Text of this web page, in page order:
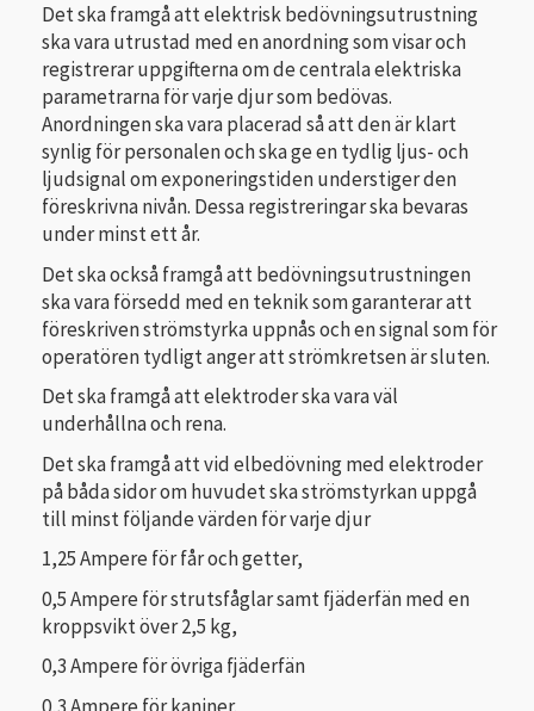
Det ska framgå att elektrisk bedövningsutrustning
ska vara utrustad med en anordning som visar och
registrerar uppgifterna om de centrala elektriska
parametrarna för varje djur som bedövas.
Anordningen ska vara placerad så att den är klart
synlig för personalen och ska ge en tydlig ljus- och
ljudsignal om exponeringstiden understiger den
föreskrivna nivån. Dessa registreringar ska bevaras
under minst ett år.
Det ska också framgå att bedövningsutrustningen
ska vara försedd med en teknik som garanterar att
föreskriven strömstyrka uppnås och en signal som för
operatören tydligt anger att strömkretsen är sluten.
Det ska framgå att elektroder ska vara väl
underhållna och rena.
Det ska framgå att vid elbedövning med elektroder
på båda sidor om huvudet ska strömstyrkan uppgå
till minst följande värden för varje djur
1,25 Ampere för får och getter,
0,5 Ampere för strutsfåglar samt fjäderfän med en
kroppsvikt över 2,5 kg,
0,3 Ampere för övriga fjäderfän
0,3 Ampere för kaniner.